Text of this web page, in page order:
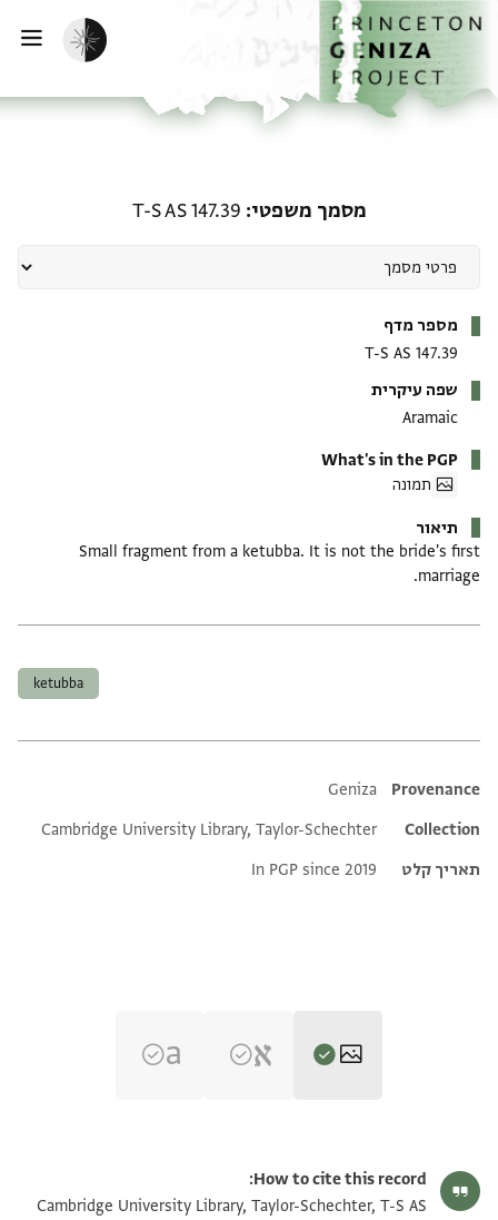
לתוכןהבית
הפעלת מצב כהה
מסמך משפטי T-S AS 147.39
מספר מדף
T-S AS 147.39
שפה עיקרית
Aramaic
What's in the PGP
תמונה
תיאור
Small fragment from a ketubba. It is not the bride's first
marriage.
ketubba
Additional metadata
Provenance
Geniza
Collection
Cambridge University Library, Taylor-Schechter
תאריך קלט
In PGP since 2019
T-S AS 147.39 1v הגדל וסובב
How to cite this record:
Cambridge University Library, Taylor-Schechter, T-S AS